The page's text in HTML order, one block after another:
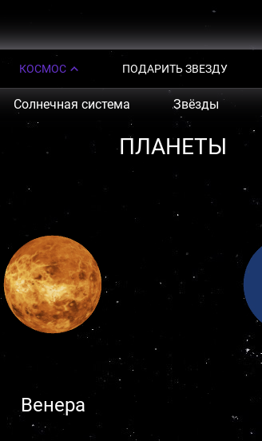
КОСМОС
Солнечная система Звёзды
ПОДАРИТЬ ЗВЕЗДУ
ПЛАНЕТЫ
Венера